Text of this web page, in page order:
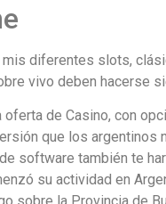
diferentes slots,
vivo deben hacerse
de Casino, con
que los
software también te
su actividad en